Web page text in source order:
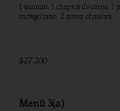
1 wantan, 1 chapsui de carne, 1
mongoliano, 2 arroz chaufan
$27.200
Menú 3(a)